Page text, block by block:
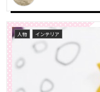
人物 インテリア